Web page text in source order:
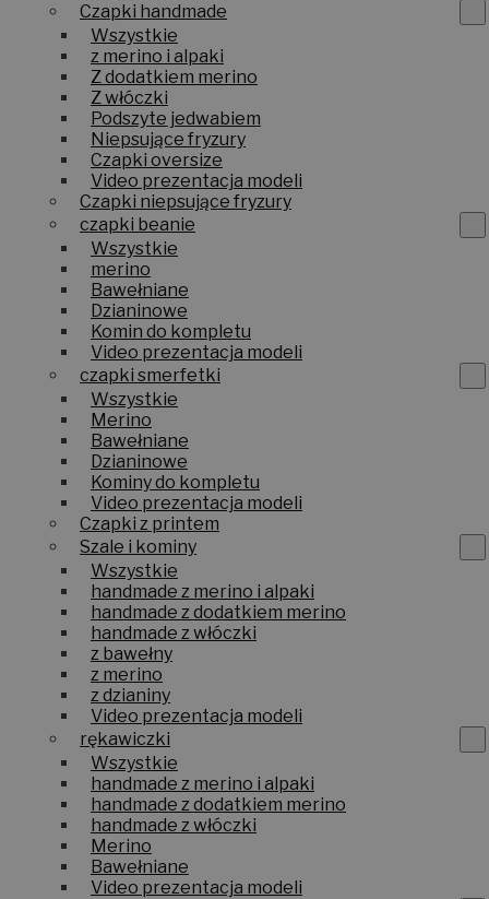
Czapki handmade
Wszystkie
z merino i alpaki
Z dodatkiem merino
Z włóczki
Podszyte jedwabiem
Niepsujące fryzury
Czapki oversize
Video prezentacja modeli
Czapki niepsujące fryzury
czapki beanie
Wszystkie
merino
Bawełniane
Dzianinowe
Komin do kompletu
Video prezentacja modeli
czapki smerfetki
Wszystkie
Merino
Bawełniane
Dzianinowe
Kominy do kompletu
Video prezentacja modeli
Czapki z printem
Szale i kominy
Wszystkie
handmade z merino i alpaki
handmade z dodatkiem merino
handmade z włóczki
z bawełny
z merino
z dzianiny
Video prezentacja modeli
rękawiczki
Wszystkie
handmade z merino i alpaki
handmade z dodatkiem merino
handmade z włóczki
Merino
Bawełniane
Video prezentacja modeli